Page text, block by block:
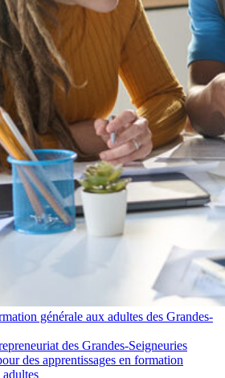
générale aux adultes des Grandes-
des Grandes-Seigneuries
des apprentissages en formation
adultes